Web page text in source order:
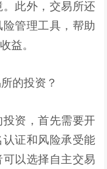
此外，交易所还
管理工具，帮助
益。
的投资？
资，首先需要开
证和风险承受能
以选择自主交易